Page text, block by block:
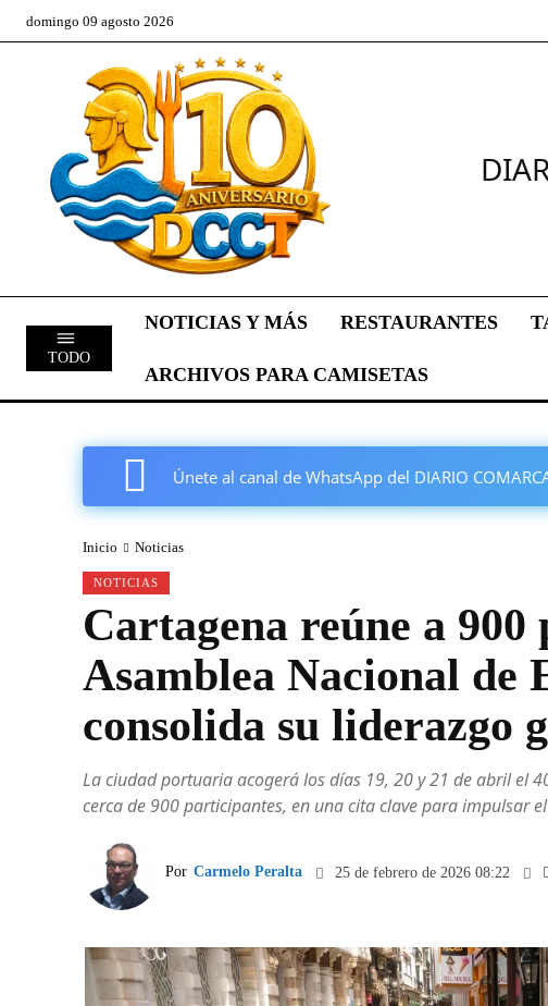
domingo 09 agosto 2026
TODO
NOTICIAS Y MÁS RESTAURANTES
ARCHIVOS PARA CAMISETAS
Únete al canal de WhatsApp del DIARIO
Inicio Noticias
NOTICIAS
Cartagena reúne a
Asamblea Nacional de
consolida su liderazgo
La ciudad portuaria acogerá los días 19, 20 y 21 de abril el
cerca de 900 participantes, en una cita clave para impulsar
Por Carmelo Peralta 25 de febrero de 2026 08:22